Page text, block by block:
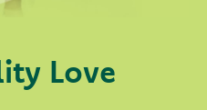
Love